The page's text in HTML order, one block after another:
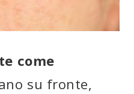
come
su fronte,